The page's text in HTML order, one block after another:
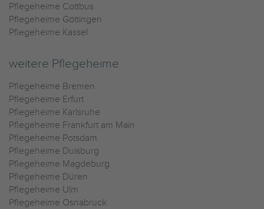
Pflegeheime Cottbus
Pflegeheime Göttingen
Pflegeheime Kassel
weitere Pflegeheime
Pflegeheime Bremen
Pflegeheime Erfurt
Pflegeheime Karlsruhe
Pflegeheime Frankfurt am Main
Pflegeheime Potsdam
Pflegeheime Duisburg
Pflegeheime Magdeburg
Pflegeheime Düren
Pflegeheime Ulm
Pflegeheime Osnabrück